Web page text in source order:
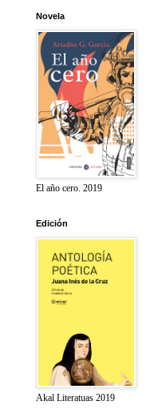
Novela
El año cero. 2019
Edición
Akal Literatuas 2019